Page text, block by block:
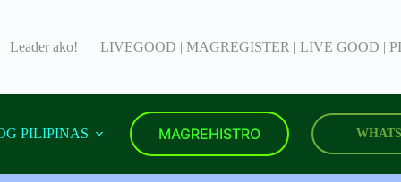
Leader ako! LIVEGOOD | MAGREGISTER | LIVE GOOD |
PILIPINAS MAGREHISTRO